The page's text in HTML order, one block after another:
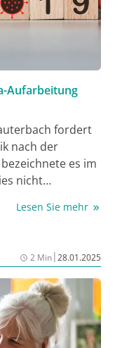
Aufarbeitung
fordert
nach der
es im
nicht
dringend
auch notwendig,
zur Akzeptanz
Pandemie zu
Lesen Sie mehr
2 Min|28.01.2025